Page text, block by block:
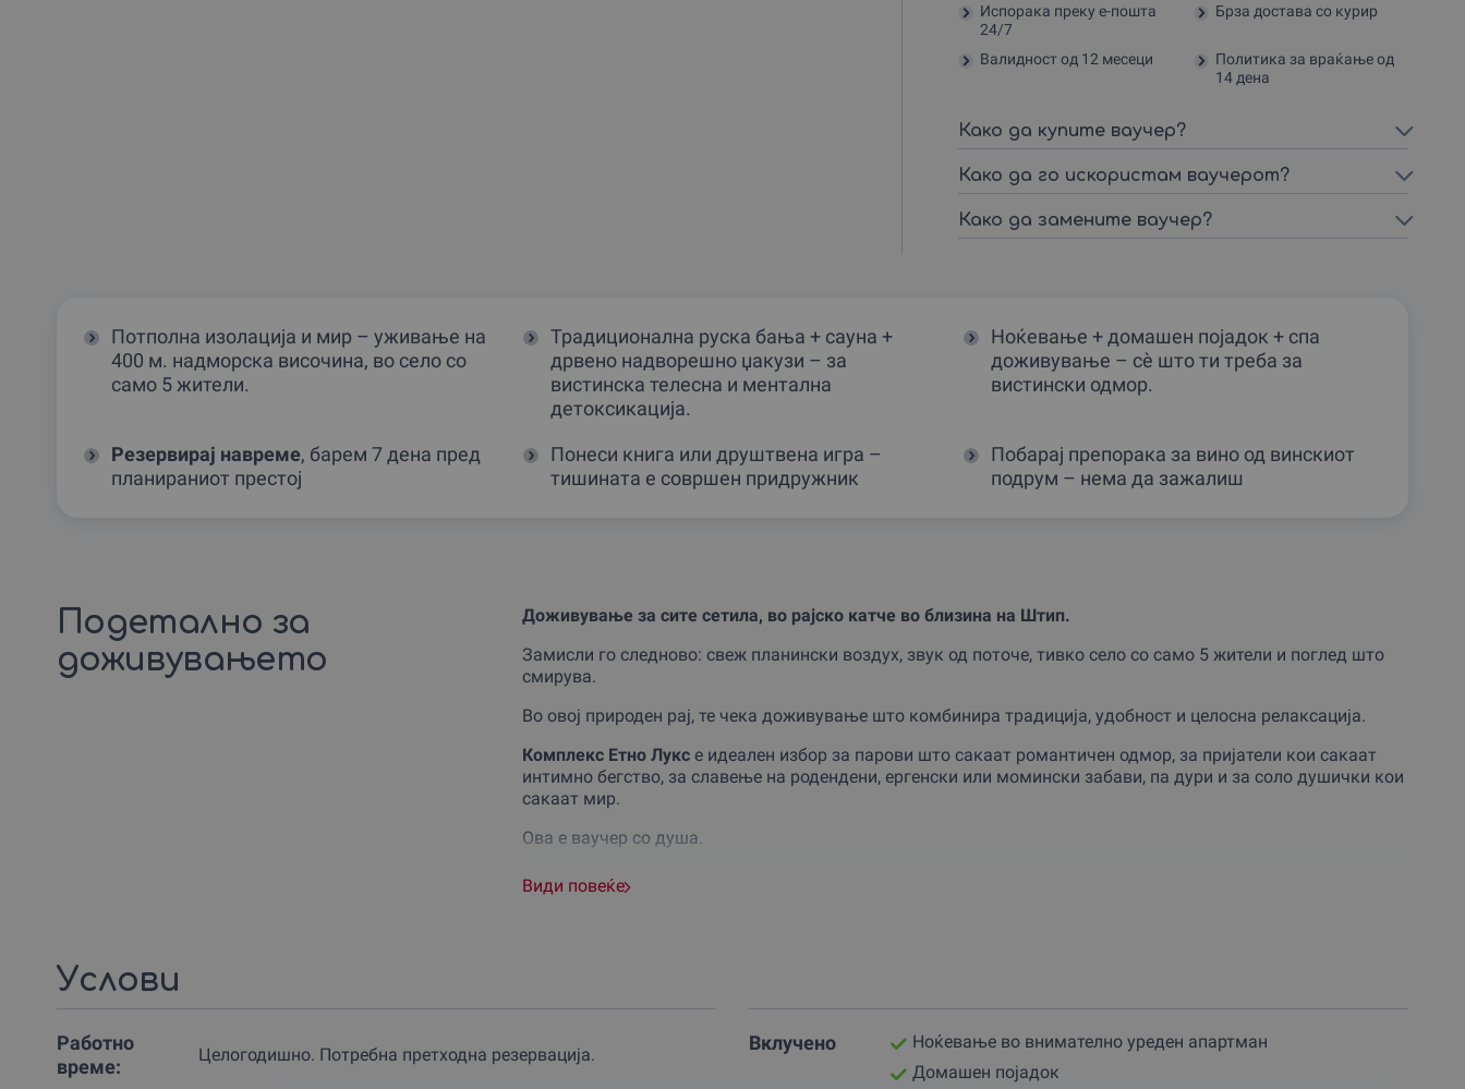
Испорака преку е-пошта
24/7
Брза достава со курир
Валидност од 12 месеци
Политика за враќање од
14 дена
Како да купите ваучер?
Како да го искористам ваучерот?
Како да замените ваучер?
Потполна изолација и мир – уживање на
400 м. надморска височина, во село со
само 5 жители.
Традиционална руска бања + сауна +
дрвено надворешно џакузи – за
вистинска телесна и ментална
детоксикација.
Ноќевање + домашен појадок + спа
доживување – сè што ти треба за
вистински одмор.
Резервирај навреме, барем 7 дена пред
планираниот престоj
Понеси книга или друштвена игра –
тишината е совршен придружник
Побарај препорака за вино од винскиот
подрум – нема да зажалиш
Подетално за
доживувањето
Доживување за сите сетила, во рајско катче во близина на Штип.
Замисли го следново: свеж планински воздух, звук од поточе, тивко село со само 5 жители и поглед што
смирува.
Во овој природен рај, те чека доживување што комбинира традиција, удобност и целосна релаксација.
Комплекс Етно Луксе идеален избор за парови што сакаат романтичен одмор, за пријатели кои сакаат
интимно бегство, за славење на родендени, ергенски или момински забави, па дури и за соло душички кои
сакаат мир.
Ова е ваучер со душа.
Доживувањето започнува со сместување во еден од шесте уникатно уредени апартмани.
Комплексот има и простории за дружење, вински подрум со квалитетни македонски вина и заедничка
професионална кујна/ресторан – ексклузивно за гостите.
Види повеќе
Услови
Работно
време:
Целогодишно. Потребна претходна резервациjа.
Вклучено
Ноќевање во внимателно уреден апартман
Домашен појадок